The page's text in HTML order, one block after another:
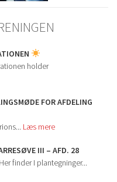
holder
FOR AFDELING
Læs mere
III – AFD. 28
finder I plantegninger...